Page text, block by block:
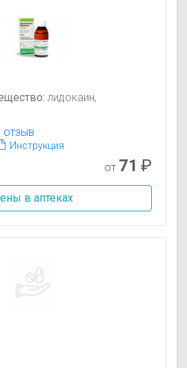
лидокаин,
отзыв
Инструкция
от 71 ₽
в аптеках